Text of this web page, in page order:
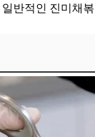
일반적인 진미채